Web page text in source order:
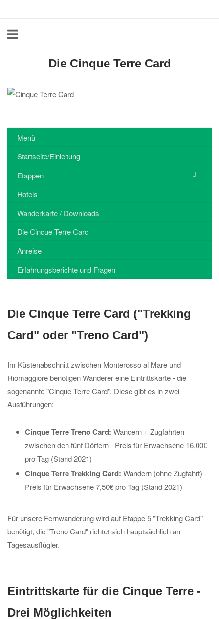
content
Die Cinque Terre Card
Menü
Startseite/Einleitung
Etappen
Hotels
Wanderkarte / Downloads
Die Cinque Terre Card
Anreise
Erfahrungsberichte und Fragen
Die Cinque Terre Card ("Trekking
Card" oder "Treno Card")
Im Küstenabschnitt zwischen Monterosso al Mare und
Riomaggiore benötigen Wanderer eine Eintrittskarte - die
sogenannte "Cinque Terre Card". Diese gibt es in zwei
Ausführungen:
Cinque Terre Treno Card: Wandern + Zugfahrten
zwischen den fünf Dörfern - Preis für Erwachsene 16,00€
pro Tag (Stand 2021)
Cinque Terre Trekking Card: Wandern (ohne Zugfahrt) -
Preis für Erwachsene 7,50€ pro Tag (Stand 2021)
Für unsere Fernwanderung wird auf Etappe 5 "Trekking Card"
benötigt, die "Treno Card" richtet sich hauptsächlich an
Tagesausflügler.
Eintrittskarte für die Cinque Terre -
Drei Möglichkeiten